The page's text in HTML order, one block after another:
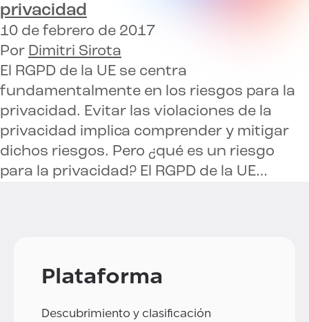
privacidad
10 de febrero de 2017
Por Dimitri Sirota
El RGPD de la UE se centra
fundamentalmente en los riesgos para la
privacidad. Evitar las violaciones de la
privacidad implica comprender y mitigar
dichos riesgos. Pero ¿qué es un riesgo
para la privacidad? El RGPD de la UE…
Plataforma
Descubrimiento y clasificación